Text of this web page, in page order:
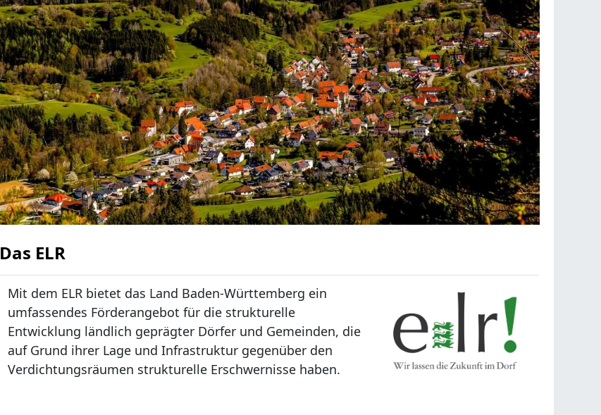
Das ELR
Mit dem ELR bietet das Land Baden-Württemberg ein
umfassendes Förderangebot für die strukturelle
Entwicklung ländlich geprägter Dörfer und Gemeinden, die
auf Grund ihrer Lage und Infrastruktur gegenüber den
Verdichtungsräumen strukturelle Erschwernisse haben.